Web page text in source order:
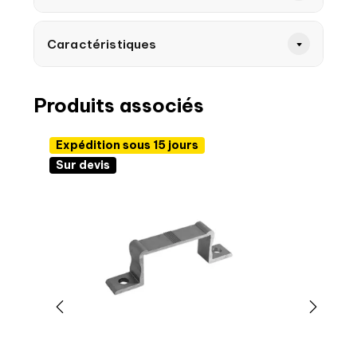
Caractéristiques
Produits associés
Expédition sous 15 jours
Sur devis